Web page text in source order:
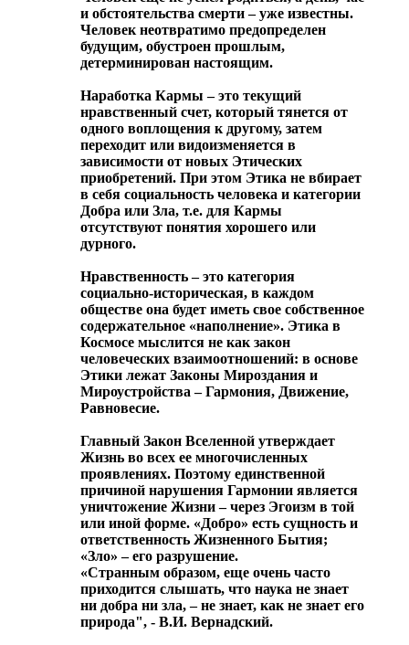
и обстоятельства смерти – уже известны.
Человек неотвратимо предопределен
будущим, обустроен прошлым,
детерминирован настоящим.
Наработка Кармы – это текущий
нравственный счет, который тянется от
одного воплощения к другому, затем
переходит или видоизменяется в
зависимости от новых Этических
приобретений. При этом Этика не вбирает
в себя социальность человека и категории
Добра или Зла, т.е. для Кармы
отсутствуют понятия хорошего или
дурного.
Нравственность – это категория
социально-историческая, в каждом
обществе она будет иметь свое собственное
содержательное «наполнение». Этика в
Космосе мыслится не как закон
человеческих взаимоотношений: в основе
Этики лежат Законы Мироздания и
Мироустройства – Гармония, Движение,
Равновесие.
Главный Закон Вселенной утверждает
Жизнь во всех ее многочисленных
проявлениях. Поэтому единственной
причиной нарушения Гармонии является
уничтожение Жизни – через Эгоизм в той
или иной форме. «Добро» есть сущность и
ответственность Жизненного Бытия;
«Зло» – его разрушение.
«Странным образом, еще очень часто
приходится слышать, что наука не знает
ни добра ни зла, – не знает, как не знает его
природа", - В.И. Вернадский.